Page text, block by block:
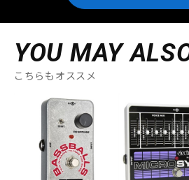
YOU MAY
こちらもオススメ